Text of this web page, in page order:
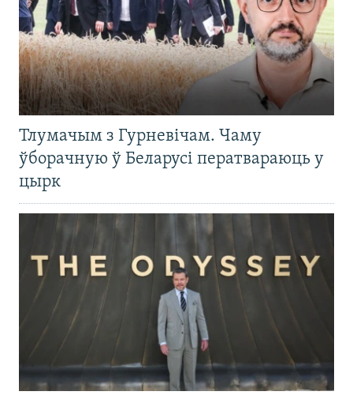
Тлумачым з Гурневічам. Чаму
ўборачную ў Беларусі ператвараюць у
цырк